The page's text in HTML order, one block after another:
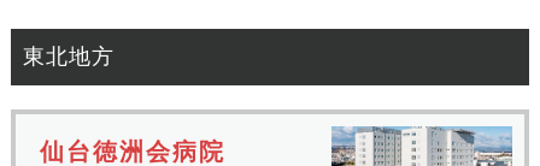
東北地方
仙台徳洲会病院